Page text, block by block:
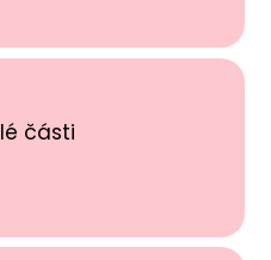
části